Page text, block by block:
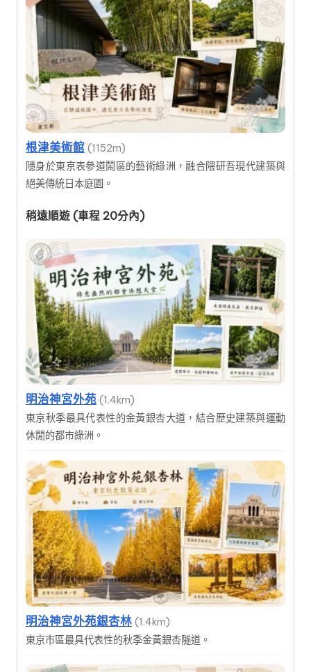
根津美術館 (1152m)
隱身於東京表參道鬧區的藝術綠洲，融合隈研吾現代建築與
絕美傳統日本庭園。
稍遠順遊 (車程 20分內)
明治神宮外苑 (1.4km)
東京秋季最具代表性的金黃銀杏大道，結合歷史建築與運動
休閒的都市綠洲。
明治神宮外苑銀杏林 (1.4km)
東京市區最具代表性的秋季金黃銀杏隧道。